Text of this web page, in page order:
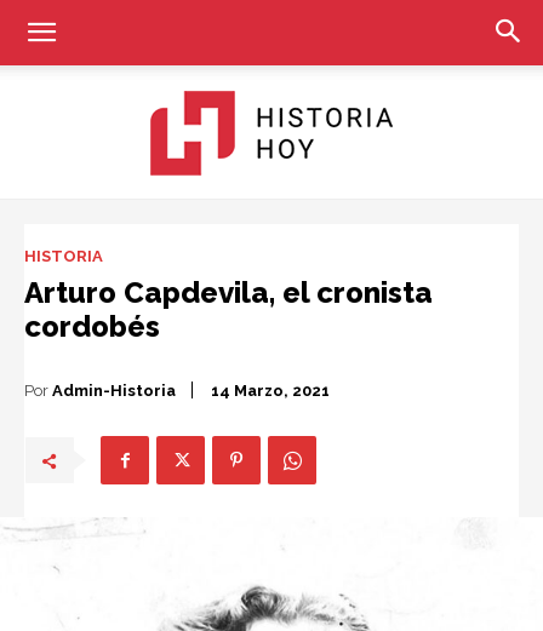
HISTORIA
Arturo Capdevila, el cronista
cordobés
Por Admin-Historia 14 Marzo, 2021